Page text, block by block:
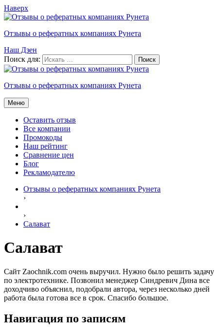
Наверх
Отзывы о рефератных компаниях Рунета
Наш Дзен
Поиск для:
Отзывы о рефератных компаниях Рунета
Меню
Оставить отзыв
Все компании
Промокоды
Наш рейтинг
Сравнение цен
Блог
Рекламодателю
Отзывы о рефератных компаниях Рунета
›
›
Салават
Салават
Сайт Zaochnik.com очень выручил. Нужно было решить задачу
по электротехнике. Позвонил менеджер Синдревич Дина все
доходчиво объяснил, подобрали автора, через несколько дней
работа была готова все в срок. Спасибо большое.
Навигация по записям